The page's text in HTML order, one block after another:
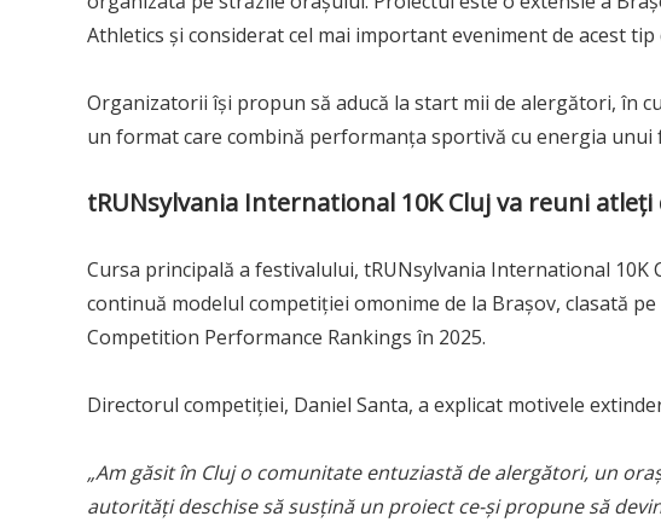
Athletics și considerat cel mai important eveniment de acest tip
Organizatorii își propun să aducă la start mii de alergători, în
un format care combină performanța sportivă cu energia unui
tRUNsylvania International 10K Cluj va reuni
Cursa principală a festivalului, tRUNsylvania International 10K
continuă modelul competiției omonime de la Brașov, clasată
Competition Performance Rankings în 2025.
Directorul competiției, Daniel Santa, a explicat motivele
„Am găsit în Cluj o comunitate entuziastă de alergători, un
autorități deschise să susțină un proiect ce-și propune să